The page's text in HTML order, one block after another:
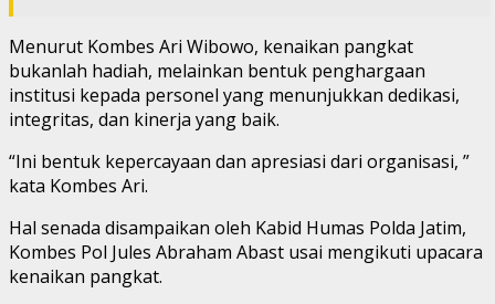
Menurut Kombes Ari Wibowo, kenaikan pangkat
bukanlah hadiah, melainkan bentuk penghargaan
institusi kepada personel yang menunjukkan dedikasi,
integritas, dan kinerja yang baik.
“Ini bentuk kepercayaan dan apresiasi dari organisasi, ”
kata Kombes Ari.
Hal senada disampaikan oleh Kabid Humas Polda Jatim,
Kombes Pol Jules Abraham Abast usai mengikuti upacara
kenaikan pangkat.